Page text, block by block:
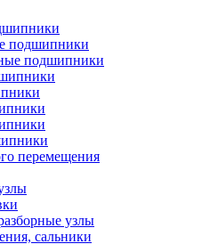
подшипники
подшипники
перемещения
узлы
сальники